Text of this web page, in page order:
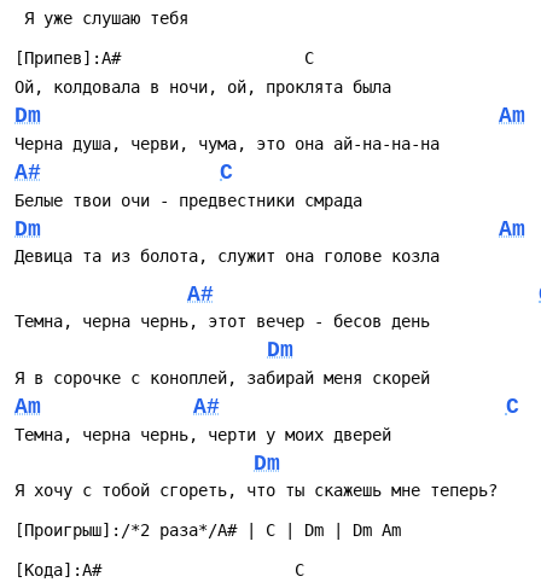
Я уже слушаю тебя
[Припев]:A#                   C
Ой, колдовала в ночи, ой, проклята была
Dm Am
Черна душа, черви, чума, это она ай-на-на-на
A# C
Белые твои очи - предвестники смрада
Dm Am
Девица та из болота, служит она голове козла
A#
Темна, черна чернь, этот вечер - бесов день
Dm
Я в сорочке с коноплей, забирай меня скорей
Am A# C
Темна, черна чернь, черти у моих дверей
Dm
Я хочу с тобой сгореть, что ты скажешь мне теперь?
[Проигрыш]:/*2 раза*/A# | C | Dm | Dm Am
[Кода]:A#                    C